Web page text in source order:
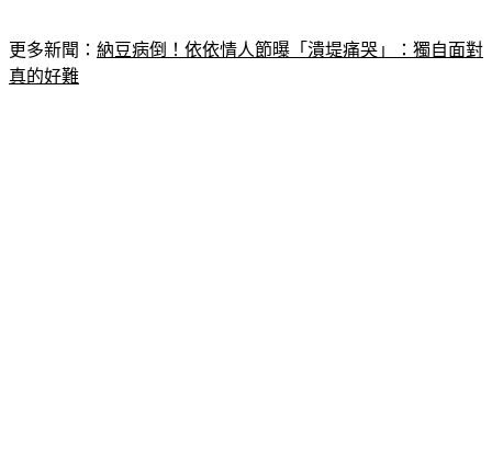
更多新聞： 納豆病倒！依依情人節曝「潰堤痛哭」：獨自面對
真的好難